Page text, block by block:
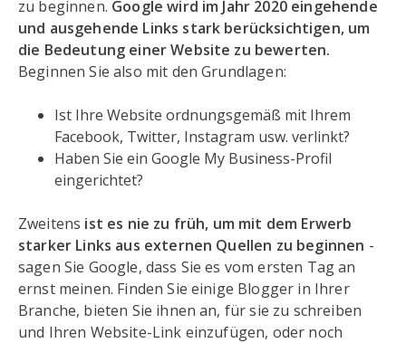
zu beginnen. Google wird im Jahr 2020 eingehende
und ausgehende Links stark berücksichtigen, um
die Bedeutung einer Website zu bewerten.
Beginnen Sie also mit den Grundlagen:
Ist Ihre Website ordnungsgemäß mit Ihrem
Facebook, Twitter, Instagram usw. verlinkt?
Haben Sie ein Google My Business-Profil
eingerichtet?
Zweitens ist es nie zu früh, um mit dem Erwerb
starker Links aus externen Quellen zu beginnen -
sagen Sie Google, dass Sie es vom ersten Tag an
ernst meinen. Finden Sie einige Blogger in Ihrer
Branche, bieten Sie ihnen an, für sie zu schreiben
und Ihren Website-Link einzufügen, oder noch